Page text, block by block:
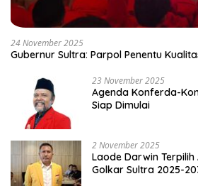
24 November 2025
Gubernur Sultra: Parpol Penentu
23 November 2025
Agenda Konferda-
Siap Dimulai
2 November 2025
Laode Darwin Terpilih
Golkar Sultra 2025-